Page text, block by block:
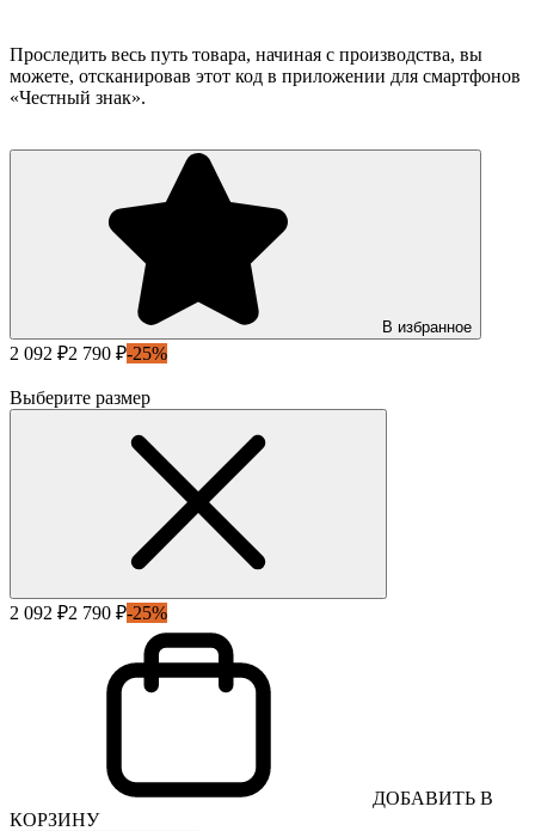
Проследить весь путь товара, начиная с производства, вы
можете, отсканировав этот код в приложении для смартфонов
«Честный знак».
В избранное
2 092 ₽2 790 ₽-25%
Выберите размер
2 092 ₽2 790 ₽-25%
ДОБАВИТЬ В
КОРЗИНУ